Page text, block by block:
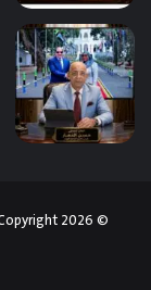
© Copyright 2026, جميع الحقوق محفوظة | تصميم